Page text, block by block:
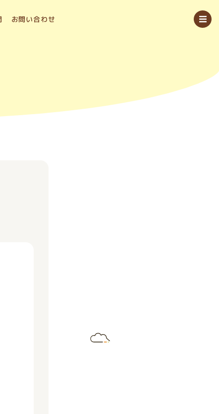
お問い合わせ